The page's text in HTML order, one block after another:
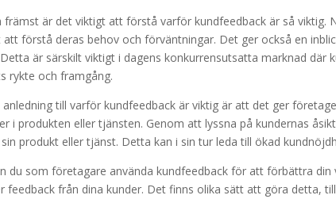
främst är det viktigt att förstå varför kundfeedback är så viktig.
förstå deras behov och förväntningar. Det ger också en
är särskilt viktigt i dagens konkurrensutsatta marknad där
rykte och framgång.
anledning till varför kundfeedback är viktig är att det ger
i produkten eller tjänsten. Genom att lyssna på kundernas
produkt eller tjänst. Detta kan i sin tur leda till ökad
du som företagare använda kundfeedback för att förbättra
feedback från dina kunder. Det finns olika sätt att göra detta,